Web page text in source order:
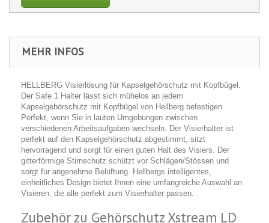
MEHR INFOS
HELLBERG Visierlösung für Kapselgehörschutz mit Kopfbügel.
Der Safe 1 Halter lässt sich mühelos an jedem
Kapselgehörschutz mit Kopfbügel von Hellberg befestigen.
Perfekt, wenn Sie in lauten Umgebungen zwischen
verschiedenen Arbeitsaufgaben wechseln. Der Visierhalter ist
perfekt auf den Kapselgehörschutz abgestimmt, sitzt
hervorragend und sorgt für einen guten Halt des Visiers. Der
gitterförmige Stirnschutz schützt vor Schlägen/Stössen und
sorgt für angenehme Belüftung. Hellbergs intelligentes,
einheitliches Design bietet Ihnen eine umfangreiche Auswahl an
Visieren, die alle perfekt zum Visierhalter passen.
Zubehör zu Gehörschutz Xstream LD